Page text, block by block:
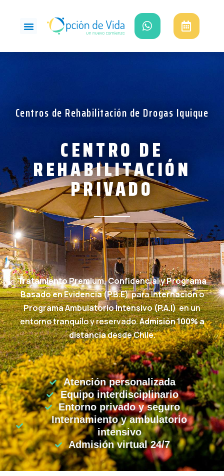
contenido
Centros de Rehabilitación de Drogas Iquique
CENTRO DE
REHABILITACIÓN
PRIVADO
Tratamiento Premium, Confidencial y Programa
Basado en Evidencia (P.B.E)para Internacióno
Programa Ambulatorio Intensivo (P.A.I)en un
entorno tranquilo y reservado.Admisión 100% a
distanciadesde Chile.
Atención personalizada
Equipo interdisciplinario
Entorno privado y seguro
Internamiento y ambulatorio
intensivo
Admisión virtual 24/7